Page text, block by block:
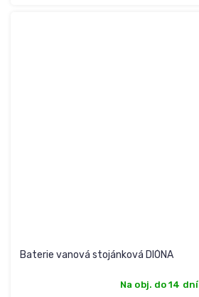
Baterie vanová stojánková DIÓNA
Na obj. do 14 dní